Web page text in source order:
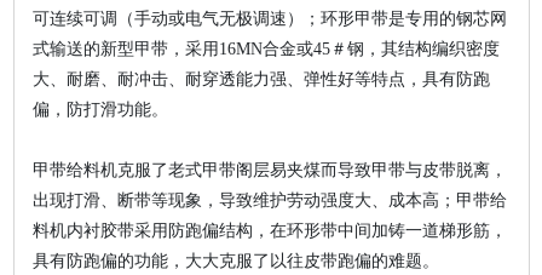
可连续可调（手动或电气无极调速）；环形甲带是专用的钢芯网
式输送的新型甲带，采用16MN合金或45＃钢，其结构编织密度
大、耐磨、耐冲击、耐穿透能力强、弹性好等特点，具有防跑
偏，防打滑功能。
甲带给料机克服了老式甲带阁层易夹煤而导致甲带与皮带脱离，
出现打滑、断带等现象，导致维护劳动强度大、成本高；甲带给
料机内衬胶带采用防跑偏结构，在环形带中间加铸一道梯形筋，
具有防跑偏的功能，大大克服了以往皮带跑偏的难题。